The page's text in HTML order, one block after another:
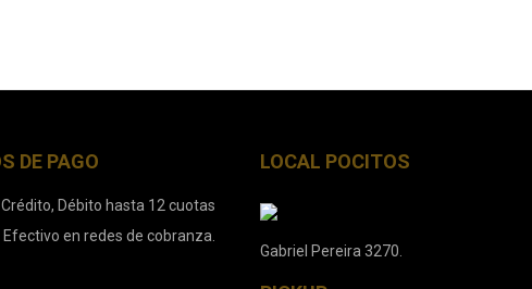
DE PAGO
Débito hasta 12 cuotas
en redes de cobranza.
LOCAL POCITOS
Gabriel Pereira 3270.